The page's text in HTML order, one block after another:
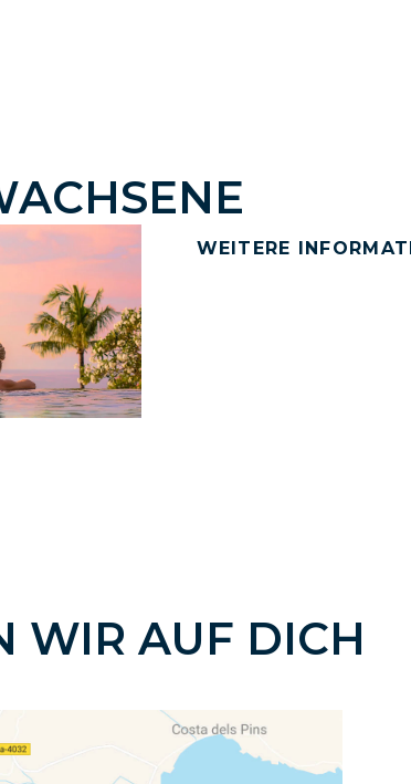
WEITERE
WIR AUF DICH